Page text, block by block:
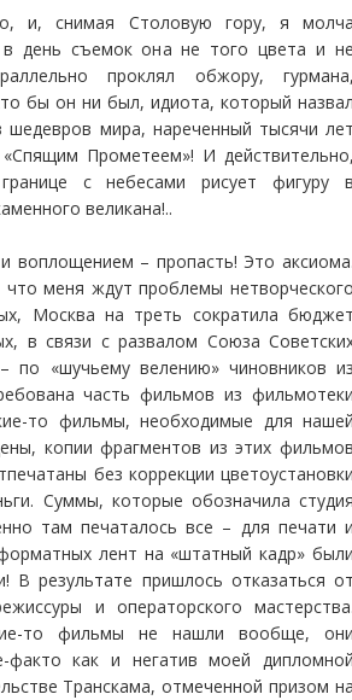
и, снимая Столовую гору, я
день съемок она не того цвета и
проклял обжору,
бы он ни был, идиота, который
шедевров мира, нареченный тысячи
Прометеем»! И
с небесами рисует фигуру
великана!..
воплощением – пропасть! Это
что меня ждут проблемы
Москва на треть сократила
в связи с развалом Союза
по «шучьему велению» чиновников
часть фильмов из
то фильмы, необходимые для
копии фрагментов из этих
без коррекции
Суммы, которые обозначила
там печаталось все – для печати
лент на «штатный кадр»
В результате пришлось отказаться
и операторского
то фильмы не нашли вообще,
факто как и негатив моей
Транскама, отмеченной призом